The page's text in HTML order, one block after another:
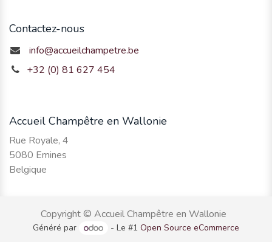
Contactez-nous
info@accueilchampetre.be
+32 (0) 81 627 454
Accueil Champêtre en Wallonie
Rue Royale, 4
5080 Emines
Belgique
Copyright © Accueil Champêtre en Wallonie
Généré par - Le #1Open Source eCommerce